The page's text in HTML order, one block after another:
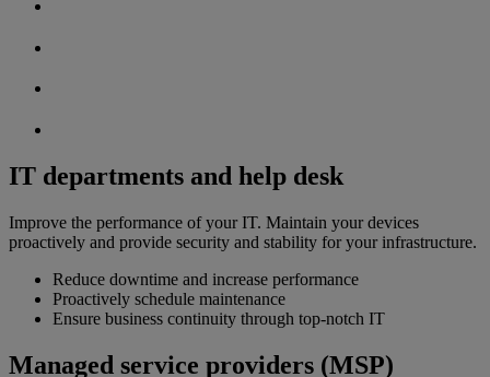
IT departments and help desk
Improve the performance of your IT. Maintain your devices
proactively and provide security and stability for your infrastructure.
Reduce downtime and increase performance
Proactively schedule maintenance
Ensure business continuity through top-notch IT
Managed service providers (MSP)